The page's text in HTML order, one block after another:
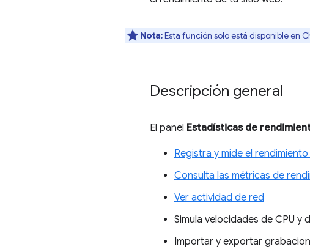
Nota:Esta función solo está disponible en
Descripción general
El panel Estadísticas de
Registra y mide el
Consulta las métricas de
Ver actividad de red
Simula velocidades de CPU y
Importar y exportar